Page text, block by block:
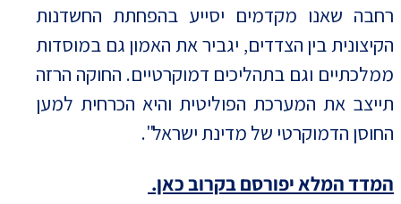
רחבה שאנו מקדמים יסייע בהפחתת החשדנות
הקיצונית בין הצדדים, יגביר את האמון גם במוסדות
ממלכתיים וגם בתהליכים דמוקרטיים. החוקה הרזה
תייצב את המערכת הפוליטית והיא הכרחית למען
החוסן הדמוקרטי של מדינת ישראל".
המדד המלא יפורסם בקרוב כאן.